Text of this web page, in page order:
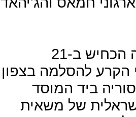
עיתון אל-אח'באר הלבנוני המקורב לחזבאללה הכחיש ב-21
הקרע להסלמה בצפון
ביד המוסד
של משאית